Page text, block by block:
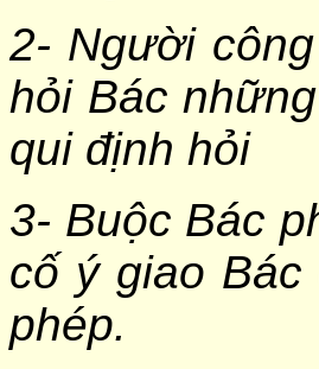
2- Người
hỏi Bác
qui định hỏi
3- Buộc Bác
cố ý giao
phép.